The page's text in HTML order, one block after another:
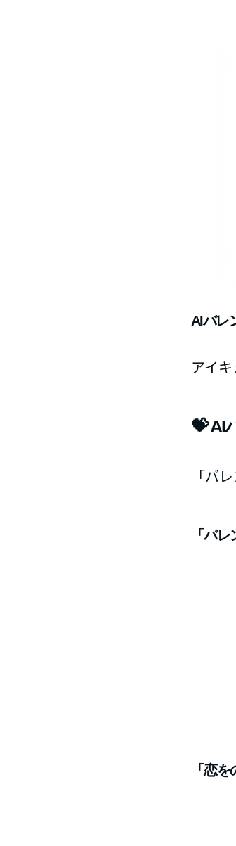
AIバレ
アイ
💝 AI
「バ
「バ
「恋